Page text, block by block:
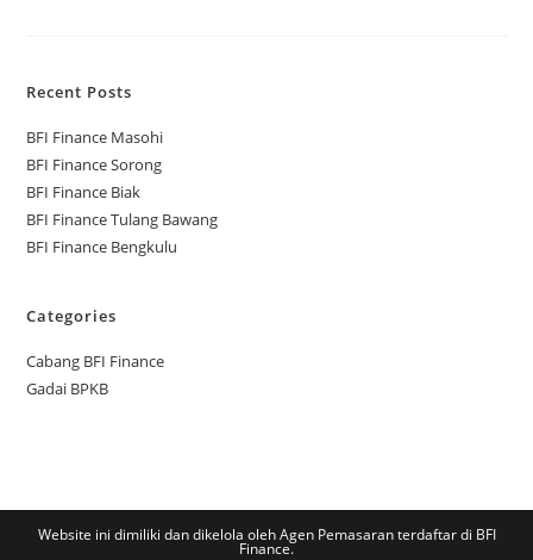
Recent Posts
BFI Finance Masohi
BFI Finance Sorong
BFI Finance Biak
BFI Finance Tulang Bawang
BFI Finance Bengkulu
Categories
Cabang BFI Finance
Gadai BPKB
Website ini dimiliki dan dikelola oleh Agen Pemasaran terdaftar di BFI
Finance.